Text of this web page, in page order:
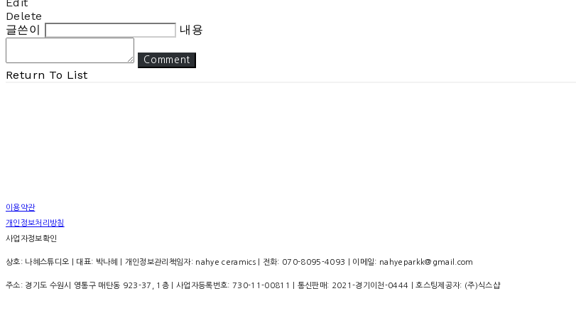
Delete
글쓴이
내용
Comment
Return To List
이용약관
개인정보처리방침
사업자정보확인
상호: 나혜스튜디오 | 대표: 박나혜 | 개인정보관리책임자: nahye ceramics | 전화: 070-8095-4093 | 이메일: nahyeparkk@gmail.com
주소: 경기도 수원시 영통구 매탄동 923-37, 1층 | 사업자등록번호: 730-11-00811 | 통신판매: 2021-경기이천-0444 | 호스팅제공자: (주)식스샵